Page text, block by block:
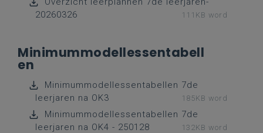
20260326
111KB word
Minimummodellessentabell
en
Minimummodellessentabellen 7de
leerjaren na OK3
185KB word
Minimummodellessentabellen 7de
leerjaren na OK4 - 250128
132KB word